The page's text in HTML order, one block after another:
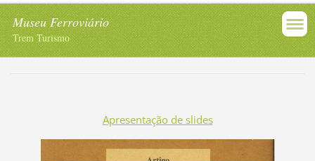
Museu Ferroviário
Trem Turismo
Apresentação de slides